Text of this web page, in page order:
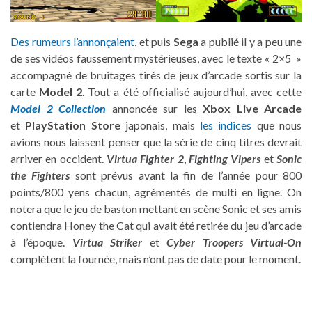
Des rumeurs l’annonçaient, et puis Sega a publié il y a peu une
de ses vidéos faussement mystérieuses, avec le texte « 2×5 »
accompagné de bruitages tirés de jeux d’arcade sortis sur la
carte Model 2. Tout a été officialisé aujourd’hui, avec cette
Model 2 Collection annoncée sur les Xbox Live Arcade
et PlayStation Storejaponais, mais les indices que nous
avions nous laissent penser que la série de cinq titres devrait
arriver en occident. Virtua Fighter 2,Fighting Vipers etSonic
the Fighters sont prévus avant la fin de l’année pour 800
points/800 yens chacun, agrémentés de multi en ligne. On
notera que le jeu de baston mettant en scène Sonic et ses amis
contiendra Honey the Cat qui avait été retirée du jeu d’arcade
à l’époque. Virtua Striker etCyber Troopers Virtual-On
complètent la fournée, mais n’ont pas de date pour le moment.